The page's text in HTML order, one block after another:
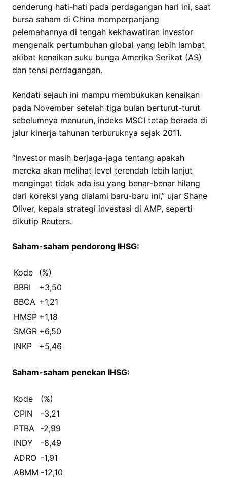
cenderung hati-hati pada perdagangan hari ini, saat
bursa saham di China memperpanjang
pelemahannya di tengah kekhawatiran investor
mengenaik pertumbuhan global yang lebih lambat
akibat kenaikan suku bunga Amerika Serikat (AS)
dan tensi perdagangan.
Kendati sejauh ini mampu membukukan kenaikan
pada November setelah tiga bulan berturut-turut
sebelumnya menurun, indeks MSCI tetap berada di
jalur kinerja tahunan terburuknya sejak 2011.
“Investor masih berjaga-jaga tentang apakah
mereka akan melihat level terendah lebih lanjut
mengingat tidak ada isu yang benar-benar hilang
dari koreksi yang dialami baru-baru ini,” ujar Shane
Oliver, kepala strategi investasi di AMP, seperti
dikutip Reuters.
Saham-saham pendorong IHSG:
Kode
(%)
BBRI
+3,50
BBCA +1,21
HMSP +1,18
SMGR +6,50
INKP
+5,46
Saham-saham penekan IHSG:
Kode
(%)
CPIN
-3,21
PTBA
-2,99
INDY
-8,49
ADRO -1,91
ABMM -12,10